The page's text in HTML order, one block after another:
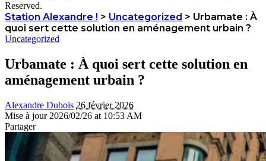
Reserved.
Station Alexandre ! > Uncategorized > Urbamate : À
quoi sert cette solution en aménagement urbain ?
Uncategorized
Urbamate : À quoi sert cette solution en
aménagement urbain ?
Alexandre Dubois 26 février 2026
Mise à jour 2026/02/26 at 10:53 AM
Partager